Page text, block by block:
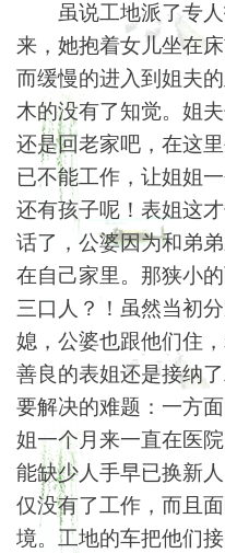
虽说工地派了专
来，她抱着女儿坐在
而缓慢的进入到姐夫
木的没有了知觉。姐
还是回老家吧，在这
已不能工作，让姐姐
还有孩子呢！表姐这
话了，公婆因为和弟
在自己家里。那狭小
三口人？！虽然当初
媳，公婆也跟他们住
善良的表姐还是接纳
要解决的难题：一方
姐一个月来一直在医
能缺少人手早已换新
仅没有了工作，而且
境。工地的车把他们